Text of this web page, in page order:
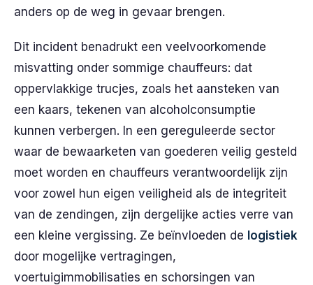
anders op de weg in gevaar brengen.
Dit incident benadrukt een veelvoorkomende
misvatting onder sommige chauffeurs: dat
oppervlakkige trucjes, zoals het aansteken van
een kaars, tekenen van alcoholconsumptie
kunnen verbergen. In een gereguleerde sector
waar de bewaarketen van goederen veilig gesteld
moet worden en chauffeurs verantwoordelijk zijn
voor zowel hun eigen veiligheid als de integriteit
van de zendingen, zijn dergelijke acties verre van
een kleine vergissing. Ze beïnvloeden de logistiek
door mogelijke vertragingen,
voertuigimmobilisaties en schorsingen van